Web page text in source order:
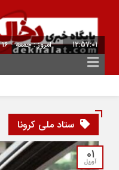
12:57:01 امروز : جمعه - ۱۶ مرداد - ۱۴۰۵
ستاد ملی کرونا
01
آوریل